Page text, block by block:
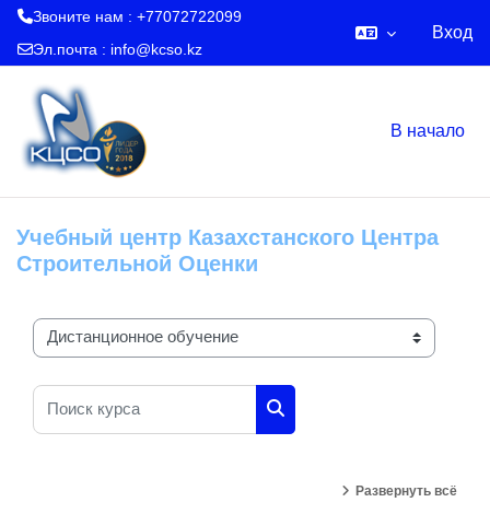
Звоните нам : +77072722099
Эл.почта : info@kcso.kz
Вход
В начало
Учебный центр Казахстанского Центра
Строительной Оценки
Категории курсов
Поиск курса
Поиск курса
Развернуть всё